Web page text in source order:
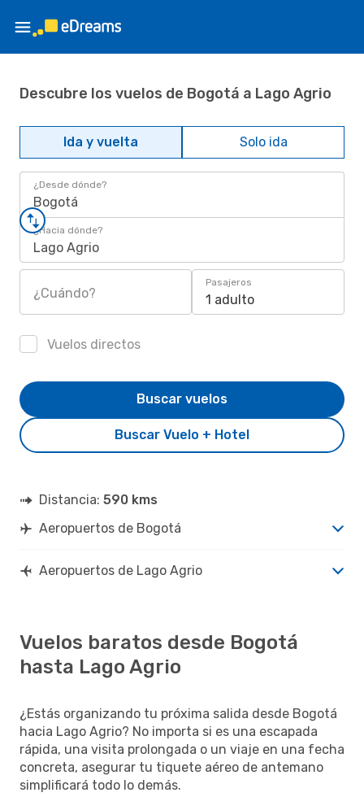
Descubre los vuelos de Bogotá a Lago Agrio
Ida y vuelta Solo ida
¿Desde dónde?
Bogotá
¿Hacia dónde?
Lago Agrio
¿Cuándo?
Pasajeros
1 adulto
Vuelos directos
Buscar Vuelo + Hotel
Buscar vuelos
Distancia: 590 kms
Aeropuertos de Bogotá
Aeropuertos de Lago Agrio
Vuelos baratos desde Bogotá
hasta Lago Agrio
¿Estás organizando tu próxima salida desde Bogotá
hacia Lago Agrio? No importa si es una escapada
rápida, una visita prolongada o un viaje en una fecha
concreta, asegurar tu tiquete aéreo de antemano
simplificará todo lo demás.